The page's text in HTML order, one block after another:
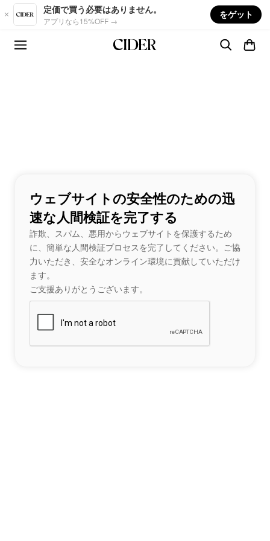
Skip to main content
定価で買う必要はありません。
アプリなら15%OFF →
をゲット
ウェブサイトの安全性のための迅
速な人間検証を完了する
詐欺、スパム、悪用からウェブサイトを保護するため
に、簡単な人間検証プロセスを完了してください。ご協
力いただき、安全なオンライン環境に貢献していただけ
ます。
ご支援ありがとうございます。